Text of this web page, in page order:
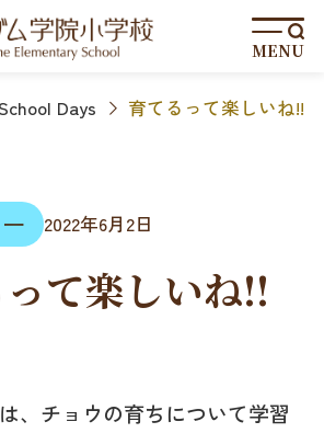
MENU
Days 育てるって楽しいね!!
2022年6月2日
て楽しいね!!
、チョウの育ちについて学習